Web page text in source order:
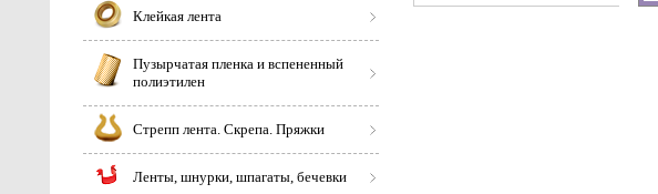
Клейкая лента
Пузырчатая пленка и вспененный
полиэтилен
Стрепп лента. Скрепа. Пряжки
Ленты, шнурки, шпагаты, бечевки